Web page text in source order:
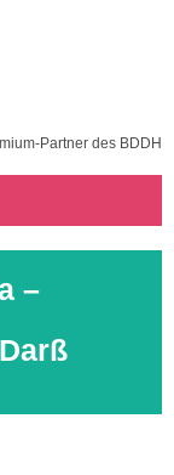
Partner des BDDH
–